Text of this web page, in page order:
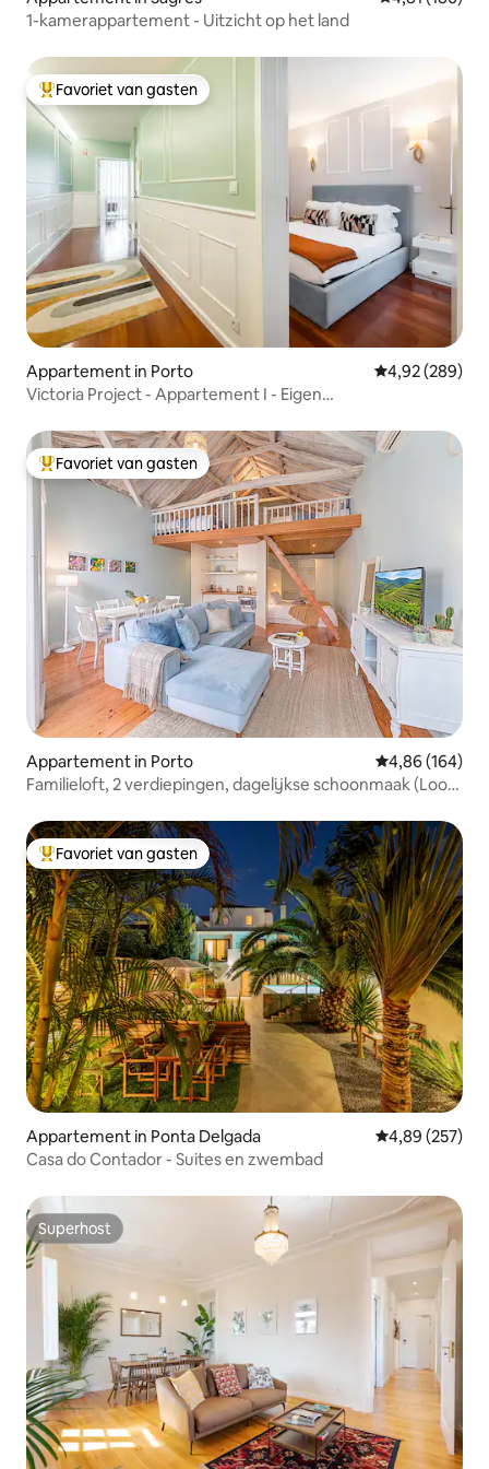
1-kamerappartement - Uitzicht op het land
Topfavoriet van gasten
Favoriet van gasten
Appartement in Porto Gemiddelde
4,92 (289)
Victoria Project - Appartement I - Eigen
Topfavoriet van gasten
Favoriet van gasten
Appartement in Porto Gemiddelde
4,86 (164)
Familieloft, 2 verdiepingen, dagelijkse schoonmaak (Look
Topfavoriet van gasten
Favoriet van gasten
Appartement in Ponta Delgada Gemiddelde
4,89 (257)
Casa do Contador - Suites en zwembad
Superhost
Superhost